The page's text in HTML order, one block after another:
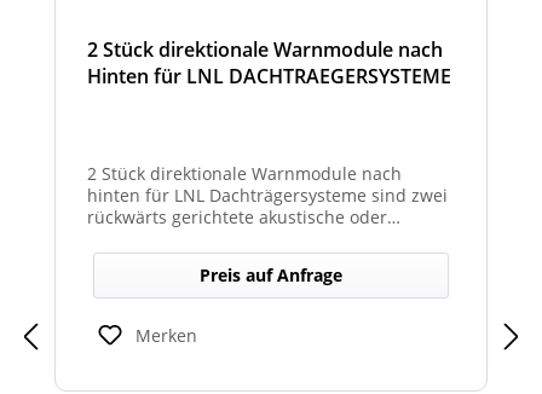
2 Stück direktionale Warnmodule nach
Hinten für LNL DACHTRAEGERSYSTEME
2 Stück direktionale Warnmodule nach
hinten für LNL Dachträgersysteme sind zwei
rückwärts gerichtete akustische oder
Dachträger, die in Richtung Heck gezielte
Warnsignale abgeben. Sie verbessern die
Sicht- und Hörbarkeit von Warnhinweisen
für den rückwärtigen Bereich und erhöhen
so die Sicherheit bei Rangier- oder
Preis auf Anfrage
Merken